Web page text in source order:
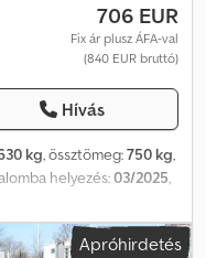
706 EUR
Fix ár plusz ÁFA-val
(840 EUR bruttó)
Hívás
kg, össztömeg:750 kg,
helyezés:03/2025,
1 495 mm, teljes
típus FT 7.5-20-10.1,
Apróhirdetés